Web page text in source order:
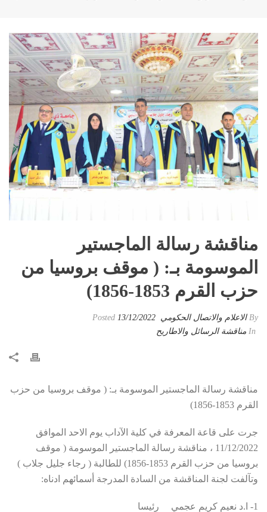
مناقشة رسالة الماجستير
الموسومة بـ: ( موقف بروسيا من
حزب القرم 1853-1856)
By الاعلام والاتصال الحكومي 13/12/2022
مناقشة الرسائل والاطاريح
مناقشة رسالة الماجستير الموسومة بـ: ( موقف بروسيا من حزب
القرم 1853-1856)
جرت على قاعة المعرفة في كلية الآداب يوم الاحد الموافق
11/12/2022 ، مناقشة رسالة الماجستير الموسومة ( موقف
بروسيا من حزب القرم 1853-1856) للطالبة ( رجاء جليل جلاب )
وتآلفت لجنة المناقشة من السادة المدرجة أسمائهم ادناه:
1- ا.د نعيم كريم عجمي رئيسا